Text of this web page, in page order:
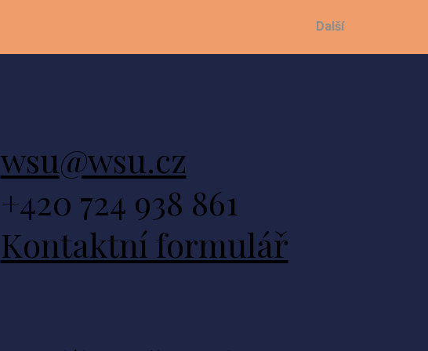
Další
wsu@wsu.cz
+420 724 938 861
Kontaktní formulář